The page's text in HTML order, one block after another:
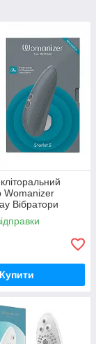
Womanizer
Вібратори
секс-шоп
Купити